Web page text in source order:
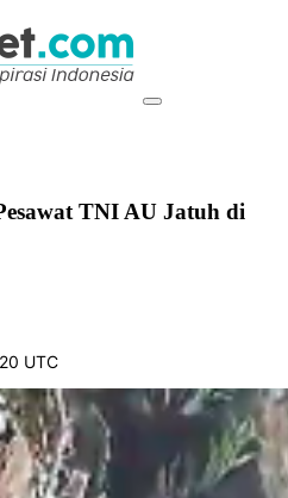
TNI AU Jatuh di
UTC